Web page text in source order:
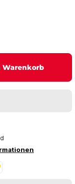
Warenkorb